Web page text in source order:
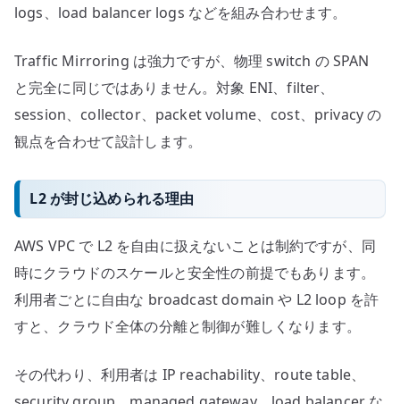
logs、load balancer logs などを組み合わせます。
Traffic Mirroring は強力ですが、物理 switch の SPAN
と完全に同じではありません。対象 ENI、filter、
session、collector、packet volume、cost、privacy の
観点を合わせて設計します。
L2 が封じ込められる理由
AWS VPC で L2 を自由に扱えないことは制約ですが、同
時にクラウドのスケールと安全性の前提でもあります。
利用者ごとに自由な broadcast domain や L2 loop を許
すと、クラウド全体の分離と制御が難しくなります。
その代わり、利用者は IP reachability、route table、